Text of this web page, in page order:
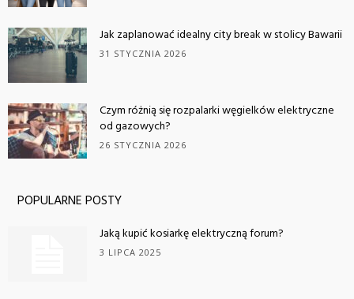
Jak zaplanować idealny city break w stolicy Bawarii
31 STYCZNIA 2026
Czym różnią się rozpalarki węgielków elektryczne
od gazowych?
26 STYCZNIA 2026
POPULARNE POSTY
Jaką kupić kosiarkę elektryczną forum?
3 LIPCA 2025